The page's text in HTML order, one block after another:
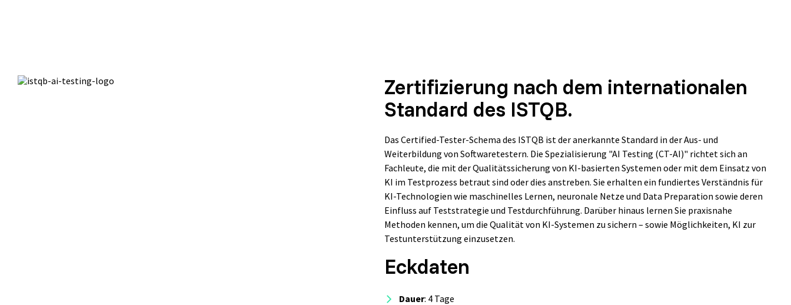
Zertifizierung nach dem internationalen
Standard des ISTQB.
Das Certified-Tester-Schema des ISTQB ist der anerkannte Standard in der Aus- und
Weiterbildung von Softwaretestern. Die Spezialisierung "AI Testing (CT-AI)" richtet sich an
Fachleute, die mit der Qualitätssicherung von KI-basierten Systemen oder mit dem Einsatz von
KI im Testprozess betraut sind oder dies anstreben. Sie erhalten ein fundiertes Verständnis für
KI-Technologien wie maschinelles Lernen, neuronale Netze und Data Preparation sowie deren
Einfluss auf Teststrategie und Testdurchführung. Darüber hinaus lernen Sie praxisnahe
Methoden kennen, um die Qualität von KI-Systemen zu sichern – sowie Möglichkeiten, KI zur
Testunterstützung einzusetzen.
Eckdaten
Dauer: 4 Tage